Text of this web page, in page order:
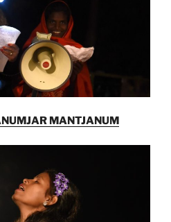
JANUMJAR MANTJANUM